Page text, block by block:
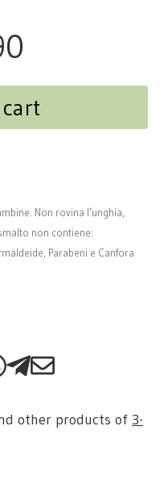
Non rovina l’unghia,
non contiene:
Parabeni e Canfora
other products of 3-